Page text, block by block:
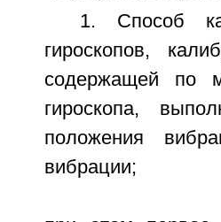
1. Способ
гироскопов,
содержащей по
гироскопа,
положения
вибрации;